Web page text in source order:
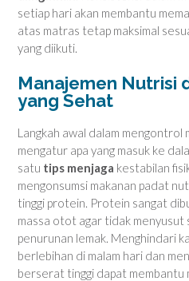
setiap hari akan membantu
atas matras tetap maksimal
yang diikuti.
Manajemen Nutrisi
yang Sehat
Langkah awal dalam mengontrol
mengatur apa yang masuk ke
satu tips menjaga kestabilan
mengonsumsi makanan padat
tinggi protein. Protein sangat
massa otot agar tidak
penurunan lemak. Menghindari
berlebihan di malam hari dan
berserat tinggi dapat membantu